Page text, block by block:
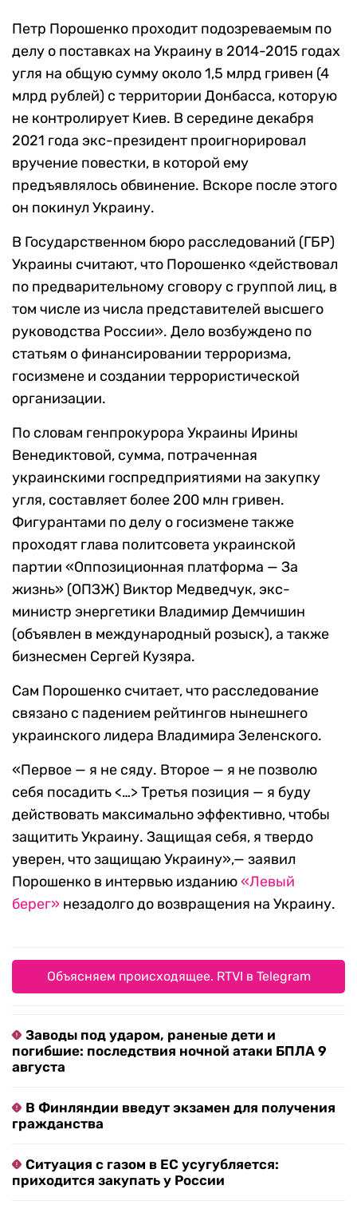
Петр Порошенко проходит подозреваемым по
делу о поставках на Украину в 2014-2015 годах
угля на общую сумму около 1,5 млрд гривен (4
млрд рублей) с территории Донбасса, которую
не контролирует Киев. В середине декабря
2021 года экс-президент проигнорировал
вручение повестки, в которой ему
предъявлялось обвинение. Вскоре после этого
он покинул Украину.
В Государственном бюро расследований (ГБР)
Украины считают, что Порошенко «действовал
по предварительному сговору с группой лиц, в
том числе из числа представителей высшего
руководства России». Дело возбуждено по
статьям о финансировании терроризма,
госизмене и создании террористической
организации.
По словам генпрокурора Украины Ирины
Венедиктовой, сумма, потраченная
украинскими госпредприятиями на закупку
угля, составляет более 200 млн гривен.
Фигурантами по делу о госизмене также
проходят глава политсовета украинской
партии «Оппозиционная платформа — За
жизнь» (ОПЗЖ) Виктор Медведчук, экс-
министр энергетики Владимир Демчишин
(объявлен в международный розыск), а также
бизнесмен Сергей Кузяра.
Сам Порошенко считает, что расследование
связано с падением рейтингов нынешнего
украинского лидера Владимира Зеленского.
«Первое — я не сяду. Второе — я не позволю
себя посадить <…> Третья позиция — я буду
действовать максимально эффективно, чтобы
защитить Украину. Защищая себя, я твердо
уверен, что защищаю Украину»,— заявил
Порошенко в интервью изданию«Левый
берег» незадолго до возвращения на Украину.
Объясняем происходящее. RTVI в Telegram
Заводы под ударом, раненые дети и
погибшие: последствия ночной атаки БПЛА 9
августа
В Финляндии введут экзамен для получения
гражданства
Ситуация с газом в ЕС усугубляется:
приходится закупать у России